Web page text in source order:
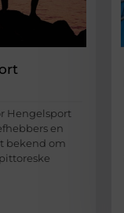
Hengelsport
en
bekend om